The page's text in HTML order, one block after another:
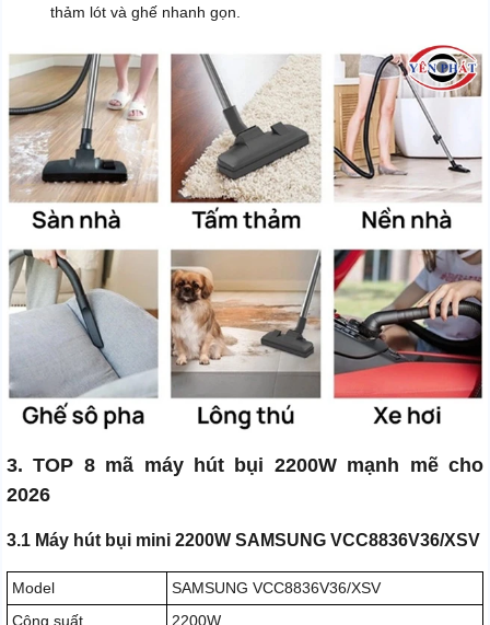
thảm lót và ghế nhanh gọn.
3. TOP 8 mã máy hút bụi 2200W mạnh mẽ cho
2026
3.1 Máy hút bụi mini 2200W SAMSUNG VCC8836V36/XSV
Model
SAMSUNG VCC8836V36/XSV
Công suất
2200W